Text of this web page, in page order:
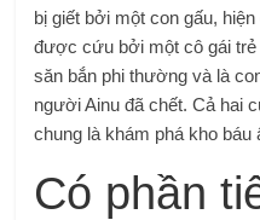
bị giết bởi một con gấu,
được cứu bởi một cô gái
săn bắn phi thường và là
người Ainu đã chết. Cả hai
chung là khám phá kho báu
Có phần